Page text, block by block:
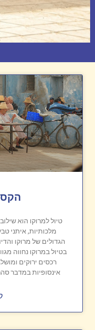
טיול למרוקו הוא
מלכותיות, איתני
הגדולים של מרוקו
בטיול במרוקו נחווה
רכסים ירוקים
אינסופיות במדבר